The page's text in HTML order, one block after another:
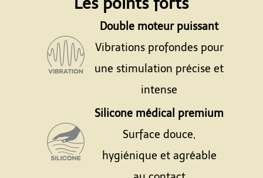
Double moteur puissant
Vibrations profondes pour
une stimulation précise et
intense
Silicone médical premium
Surface douce,
hygiénique et agréable